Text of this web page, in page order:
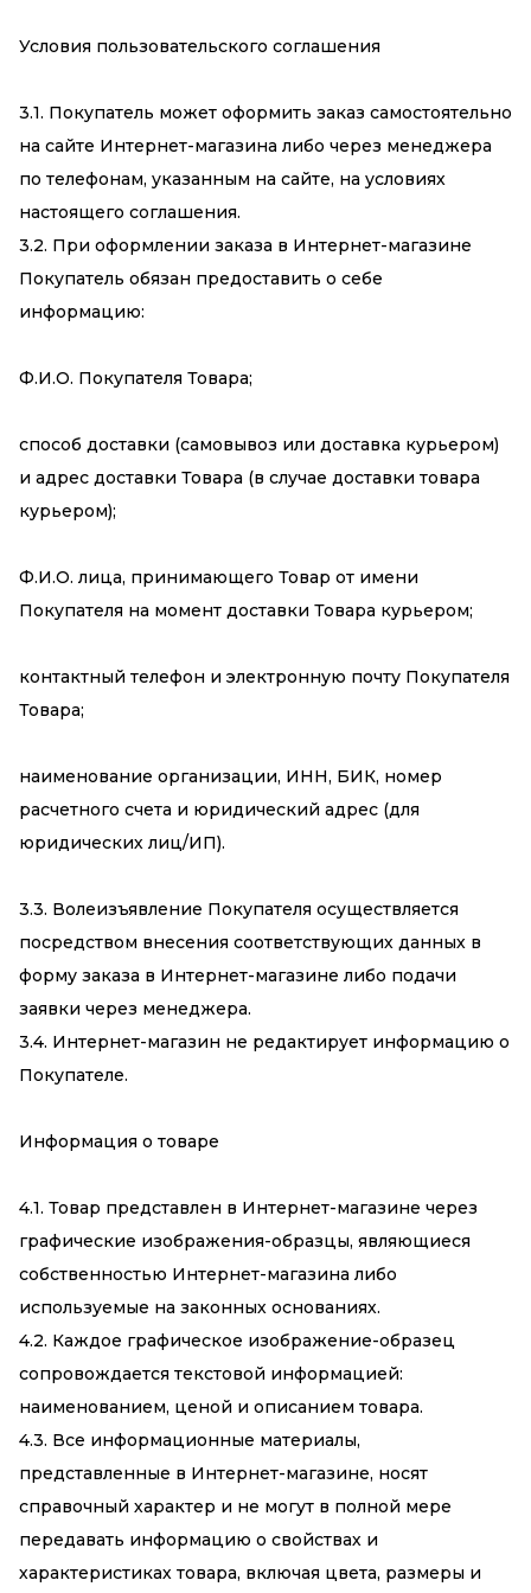
Условия пользовательского соглашения
3.1. Покупатель может оформить заказ самостоятельно
на сайте Интернет-магазина либо через менеджера
по телефонам, указанным на сайте, на условиях
настоящего соглашения.
3.2. При оформлении заказа в Интернет-магазине
Покупатель обязан предоставить о себе
информацию:
Ф.И.О. Покупателя Товара;
способ доставки (самовывоз или доставка курьером)
и адрес доставки Товара (в случае доставки товара
курьером);
Ф.И.О. лица, принимающего Товар от имени
Покупателя на момент доставки Товара курьером;
контактный телефон и электронную почту Покупателя
Товара;
наименование организации, ИНН, БИК, номер
расчетного счета и юридический адрес (для
юридических лиц/ИП).
3.3. Волеизъявление Покупателя осуществляется
посредством внесения соответствующих данных в
форму заказа в Интернет-магазине либо подачи
заявки через менеджера.
3.4. Интернет-магазин не редактирует информацию о
Покупателе.
Информация о товаре
4.1. Товар представлен в Интернет-магазине через
графические изображения-образцы, являющиеся
собственностью Интернет-магазина либо
используемые на законных основаниях.
4.2. Каждое графическое изображение-образец
сопровождается текстовой информацией:
наименованием, ценой и описанием товара.
4.3. Все информационные материалы,
представленные в Интернет-магазине, носят
справочный характер и не могут в полной мере
передавать информацию о свойствах и
характеристиках товара, включая цвета, размеры и